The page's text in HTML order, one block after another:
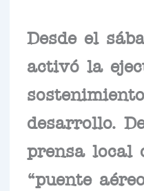
Desde el
activó la
desarrollo.
prensa local
“puente